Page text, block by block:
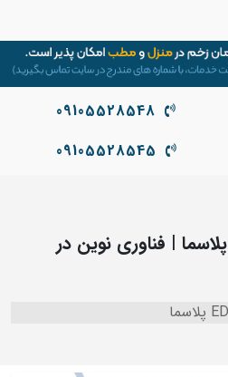
09105528548
09105528545
درمان زخم با ED/DBD پلاسما | فناوری نوین در